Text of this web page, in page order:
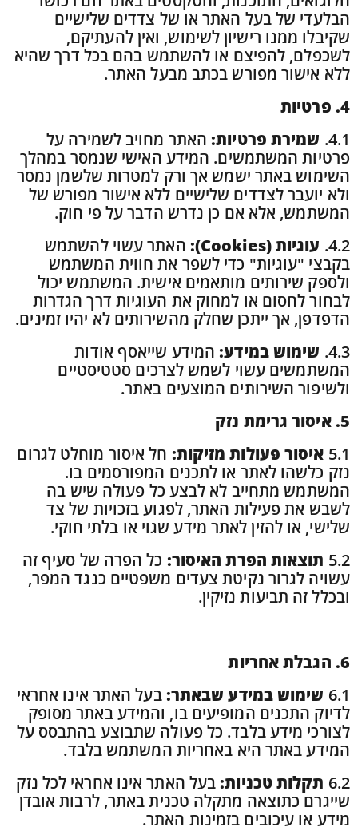
הבלעדי של בעל האתר או של צדדים שלישיים
שקיבלו ממנו רישיון לשימוש, ואין להעתיקם,
לשכפלם, להפיצם או להשתמש בהם בכל דרך שהיא
ללא אישור מפורש בכתב מבעל האתר.
4. פרטיות
4.1. שמירת פרטיות: האתר מחויב לשמירה על
פרטיות המשתמשים. המידע האישי שנמסר במהלך
השימוש באתר ישמש אך ורק למטרות שלשמן נמסר
ולא יועבר לצדדים שלישיים ללא אישור מפורש של
המשתמש, אלא אם כן נדרש הדבר על פי חוק.
4.2. עוגיות (Cookies):
האתר עשוי להשתמש
בקבצי "עוגיות" כדי לשפר את חווית המשתמש
ולספק שירותים מותאמים אישית. המשתמש יכול
לבחור לחסום או למחוק את העוגיות דרך הגדרות
הדפדפן, אך ייתכן שחלק מהשירותים לא יהיו זמינים.
4.3. שימוש במידע: המידע שייאסף אודות
המשתמשים עשוי לשמש לצרכים סטטיסטיים
ולשיפור השירותים המוצעים באתר.
5. איסור גרימת נזק
5.1 איסור פעולות מזיקות: חל איסור מוחלט לגרום
נזק כלשהו לאתר או לתכנים המפורסמים בו.
המשתמש מתחייב לא לבצע כל פעולה שיש בה
לשבש את פעילות האתר, לפגוע בזכויות של צד
שלישי, או להזין לאתר מידע שגוי או בלתי חוקי.
5.2 תוצאות הפרת האיסור: כל הפרה של סעיף זה
עשויה לגרור נקיטת צעדים משפטיים כנגד המפר,
ובכלל זה תביעות נזיקין.
6. הגבלת אחריות
6.1 שימוש במידע שבאתר: בעל האתר אינו אחראי
לדיוק התכנים המופיעים בו, והמידע באתר מסופק
לצורכי מידע בלבד. כל פעולה שתבוצע בהתבסס על
המידע באתר היא באחריות המשתמש בלבד.
6.2 תקלות טכניות: בעל האתר אינו אחראי לכל נזק
שייגרם כתוצאה מתקלה טכנית באתר, לרבות אובדן
מידע או עיכובים בזמינות האתר.